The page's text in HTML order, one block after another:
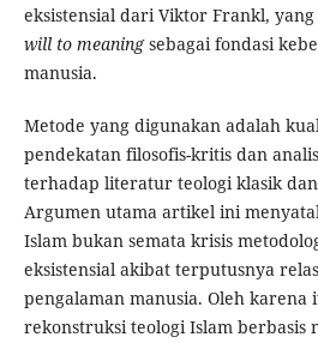
eksistensial dari Viktor Frankl,
will to meaningsebagai fondasi
manusia.
Metode yang digunakan adalah
pendekatan filosofis-kritis dan
terhadap literatur teologi klasik
Argumen utama artikel ini
Islam bukan semata krisis
eksistensial akibat terputusnya
pengalaman manusia. Oleh
rekonstruksi teologi Islam berbasis